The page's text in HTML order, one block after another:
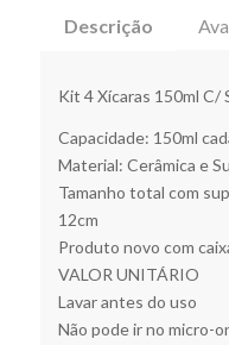
Descrição
Kit 4 Xícaras 150ml
Capacidade: 150ml
Material: Cerâmica e
Tamanho total com
12cm
Produto novo com
VALOR UNITÁRIO
Lavar antes do uso
Não pode ir no micro-